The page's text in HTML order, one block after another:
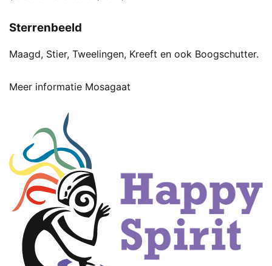
Sterrenbeeld
Maagd, Stier, Tweelingen, Kreeft en ook Boogschutter.
Meer informatie Mosagaat